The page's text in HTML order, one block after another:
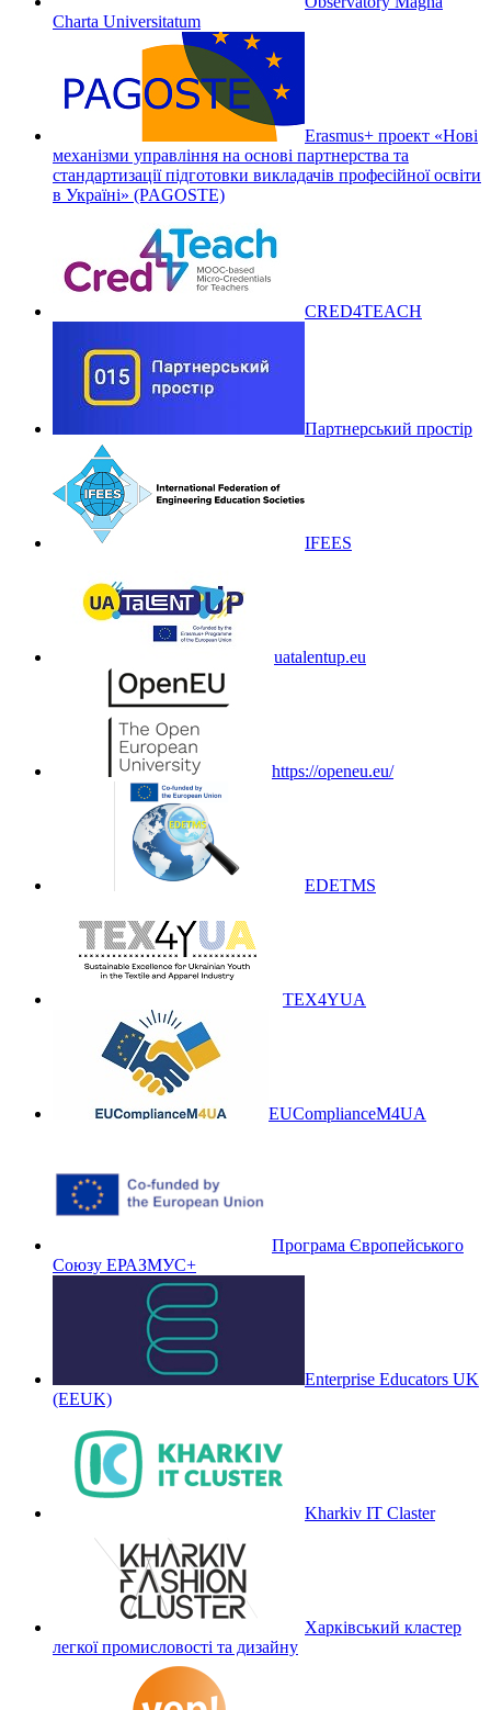
Charta Universitatum
Erasmus+ проект «Нові
механізми управління на основі партнерства та
стандартизації підготовки викладачів професійної освіти
в Україні» (PAGOSTE)
CRED4TEACH
Партнерський простір
IFEES
uatalentup.eu
https://openeu.eu/
EDETMS
TEX4YUA
EUComplianceM4UA
Програма Європейського
Союзу ЕРАЗМУС+
Enterprise Educators UK
(EEUK)
Kharkiv IT Claster
Харківський кластер
легкої промисловості та дизайну